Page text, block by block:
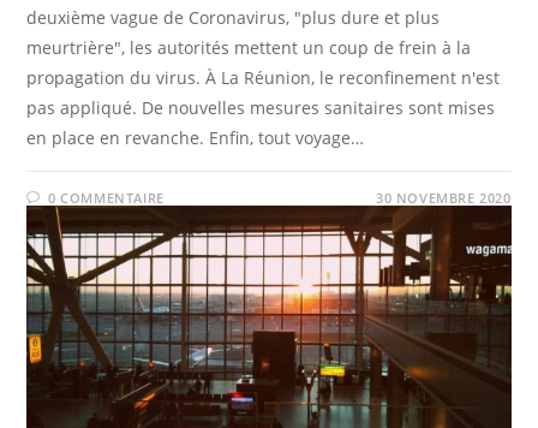
deuxième vague de Coronavirus, "plus dure et plus
meurtrière", les autorités mettent un coup de frein à la
propagation du virus. À La Réunion, le reconfinement n'est
pas appliqué. De nouvelles mesures sanitaires sont mises
en place en revanche. Enfin, tout voyage…
0 COMMENTAIRE 30 NOVEMBRE 2020